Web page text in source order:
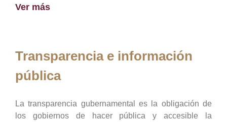
Ver más
Transparencia e información
pública
La transparencia gubernamental es la obligación de
los gobiernos de hacer pública y accesible la